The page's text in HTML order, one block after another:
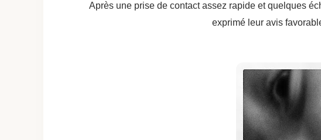
Après une prise de contact assez rapide et quelques
exprimé leur avis